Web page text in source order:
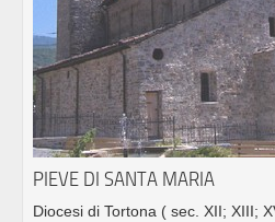
PIEVE DI SANTA MARIA
Diocesi di Tortona ( sec. XII; XIII;